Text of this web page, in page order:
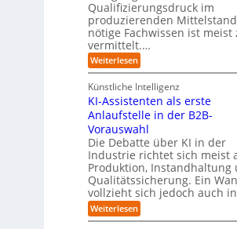
h
e
n
-
G
e
f
a
h
e
r
(
u
n
d
u
n
e
q
u
e
m
e
r
)
B
l
i
Qualifizierungsdruck im
produzierenden
nötige Fachwissen ist meist
vermittelt.…
Weiterlesen:
L
e
r
n
e
n
m
u
s
s
a
u
c
h
A
Künstliche Intelligenz
KI-Assistenten als erste
Anlaufstelle in der B2B-
Vorauswahl
Die Debatte über KI in der
Industrie richtet sich meist
Produktion, Instandhaltung
Qualitätssicherung. Ein
vollzieht sich jedoch auch
Weiterlesen:
K